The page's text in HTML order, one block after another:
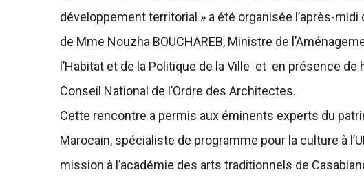
développement territorial » a été organisée l’après-
de Mme Nouzha BOUCHAREB, Ministre de
l’Habitat et de la Politique de la Ville et en présence
Conseil National de l’Ordre des Architectes.
Cette rencontre a permis aux éminents experts du
Marocain, spécialiste de programme pour la culture à
mission à l’académie des arts traditionnels de